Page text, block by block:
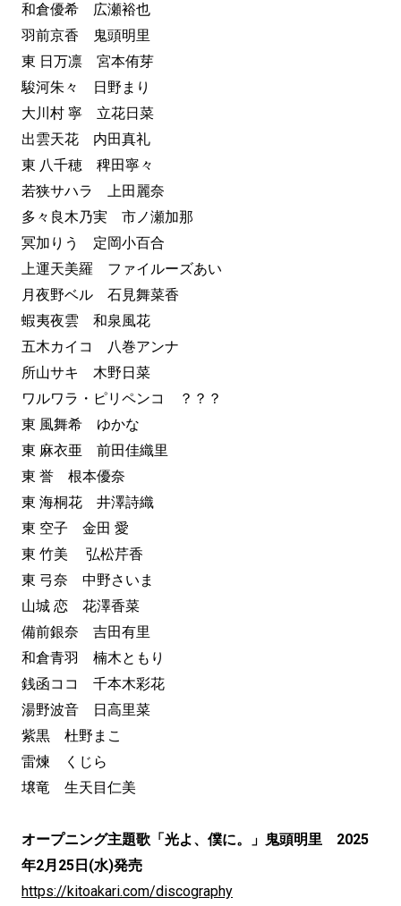
和倉優希 広瀬裕也
羽前京香 鬼頭明里
東 日万凛 宮本侑芽
駿河朱々 日野まり
大川村 寧 立花日菜
出雲天花 内田真礼
東 八千穂 稗田寧々
若狭サハラ 上田麗奈
多々良木乃実 市ノ瀬加那
冥加りう 定岡小百合
上運天美羅 ファイルーズあい
月夜野ベル 石見舞菜香
蝦夷夜雲 和泉風花
五木カイコ 八巻アンナ
所山サキ 木野日菜
ワルワラ・ピリペンコ ？？？
東 風舞希 ゆかな
東 麻衣亜 前田佳織里
東 誉 根本優奈
東 海桐花 井澤詩織
東 空子 金田 愛
東 竹美 弘松芹香
東 弓奈 中野さいま
山城 恋 花澤香菜
備前銀奈 吉田有里
和倉青羽 楠木ともり
銭函ココ 千本木彩花
湯野波音 日高里菜
紫黒 杜野まこ
雷煉 くじら
壌竜 生天目仁美
オープニング主題歌「光よ、僕に。」鬼頭明里 2025
年2月25日(水)発売
https://kitoakari.com/discography